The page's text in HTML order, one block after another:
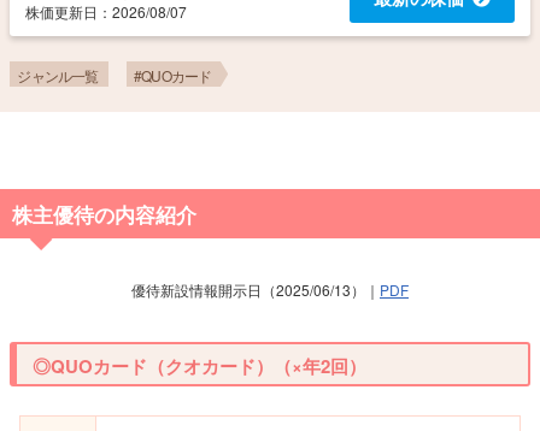
株価更新日 ：2026/08/07
ジャンル一覧 #QUOカード
株主優待の内容紹介
優待新設情報開示日（2025/06/13）｜ PDF
◎QUOカード（クオカード）（×年2回）